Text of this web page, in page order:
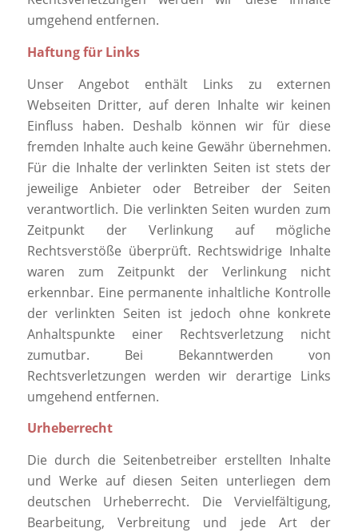
umgehend entfernen.
Haftung für Links
Unser Angebot enthält Links zu externen
Webseiten Dritter, auf deren Inhalte wir keinen
Einfluss haben. Deshalb können wir für diese
fremden Inhalte auch keine Gewähr übernehmen.
Für die Inhalte der verlinkten Seiten ist stets der
jeweilige Anbieter oder Betreiber der Seiten
verantwortlich. Die verlinkten Seiten wurden zum
Zeitpunkt der Verlinkung auf mögliche
Rechtsverstöße überprüft. Rechtswidrige Inhalte
waren zum Zeitpunkt der Verlinkung nicht
erkennbar. Eine permanente inhaltliche Kontrolle
der verlinkten Seiten ist jedoch ohne konkrete
Anhaltspunkte einer Rechtsverletzung nicht
zumutbar. Bei Bekanntwerden von
Rechtsverletzungen werden wir derartige Links
umgehend entfernen.
Urheberrecht
Die durch die Seitenbetreiber erstellten Inhalte
und Werke auf diesen Seiten unterliegen dem
deutschen Urheberrecht. Die Vervielfältigung,
Bearbeitung, Verbreitung und jede Art der